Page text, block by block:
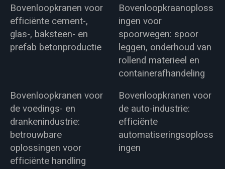
Bovenloopkranen voor
efficiënte cement-,
glas-, baksteen- en
prefab betonproductie
Bovenloopkraanoploss
ingen voor
spoorwegen: spoor
leggen, onderhoud van
rollend materieel en
containerafhandeling
Bovenloopkranen voor
de voedings- en
drankenindustrie:
betrouwbare
oplossingen voor
efficiënte handling
Bovenloopkranen voor
de auto-industrie:
efficiënte
automatiseringsoploss
ingen